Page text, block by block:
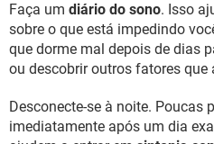
Faça um diário do sono. Isso
sobre o que está impedindo
que dorme mal depois de dias
ou descobrir outros fatores que
Desconecte-se à noite. Poucas
imediatamente após um dia